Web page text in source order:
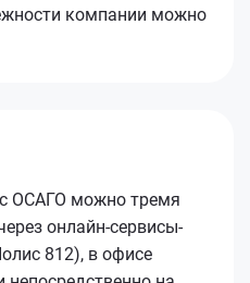
компании можно
ОСАГО можно тремя
онлайн-сервисы-
812), в офисе